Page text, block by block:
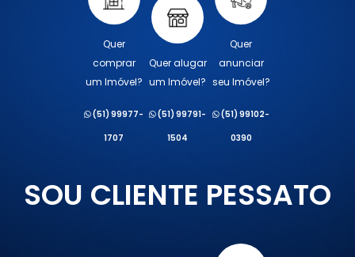
Quer
comprar
um Imóvel?
(51) 99977-
1707
Quer alugar
um Imóvel?
(51) 99791-
1504
Quer
anunciar
seu Imóvel?
(51) 99102-
0390
SOU CLIENTE PESSATO